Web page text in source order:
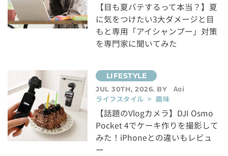
【目も夏バテするって本当？】夏
に気をつけたい3大ダメージと目
もと専用「アイシャンプー」対策
を専門家に聞いてみた
JUL 30TH, 2026. BY
Aoi
ライフスタイル > 趣味
【話題のVlogカメラ】DJI Osmo
Pocket 4でケーキ作りを撮影して
みた！iPhoneとの違いもレビュ
ー